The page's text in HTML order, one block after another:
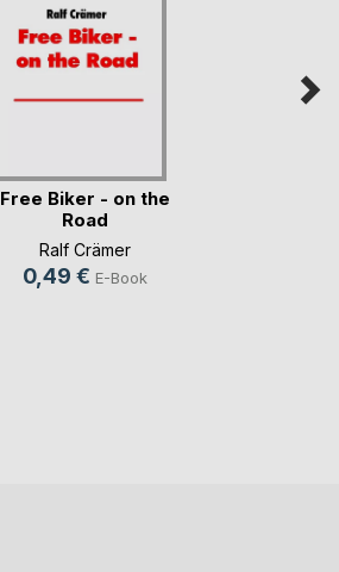
Free Biker - on the
Road
Ralf Crämer
0,49 € E-Book